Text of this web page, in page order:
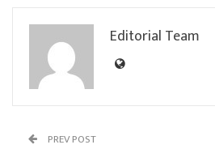
Editorial Team
PREV POST